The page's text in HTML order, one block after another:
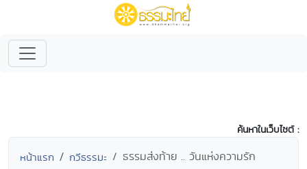
ค้นหาในเว็บไซต์ :
หน้าแรก กวีธรรมะ ธรรมส่งท้าย .. วันแห่งความรัก